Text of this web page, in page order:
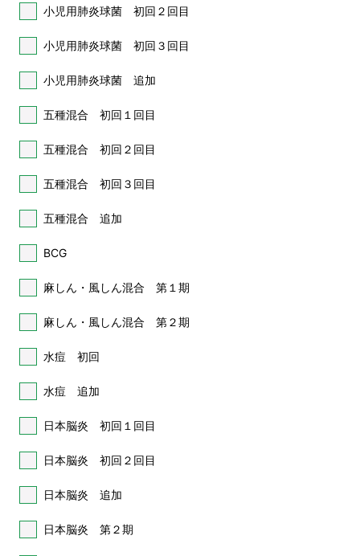
小児用肺炎球菌 初回２回目
小児用肺炎球菌 初回３回目
小児用肺炎球菌 追加
五種混合 初回１回目
五種混合 初回２回目
五種混合 初回３回目
五種混合 追加
BCG
麻しん・風しん混合 第１期
麻しん・風しん混合 第２期
水痘 初回
水痘 追加
日本脳炎 初回１回目
日本脳炎 初回２回目
日本脳炎 追加
日本脳炎 第２期